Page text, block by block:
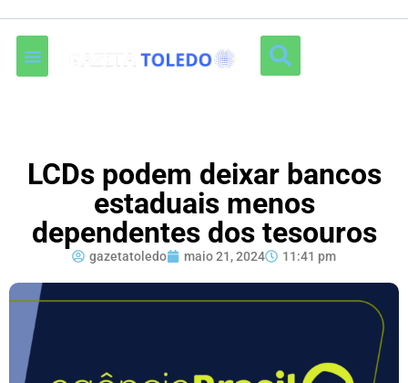
LCDs podem deixar bancos
estaduais menos
dependentes dos tesouros
gazetatoledo maio 21, 2024 11:41 pm